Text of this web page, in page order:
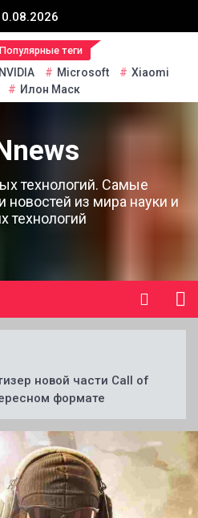
Популярные теги
NVIDIA Microsoft
Xiaomi
Илон Маск
технологий. Самые
новостей из мира науки и
технологий
новой части Call of
формате